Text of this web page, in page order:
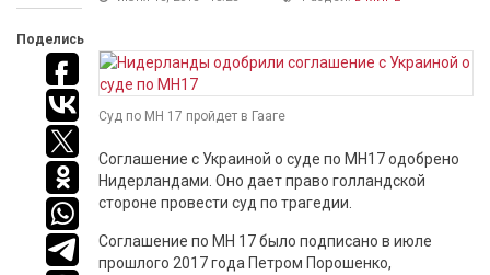
Поделись
Суд по МН 17 пройдет в Гааге
Соглашение с Украиной о суде по МН17 одобрено
Нидерландами. Оно дает право голландской
стороне провести суд по трагедии.
Соглашение по МН 17 было подписано в июле
прошлого 2017 года Петром Порошенко,